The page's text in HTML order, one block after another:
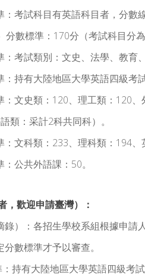
考試科目有英語科目者，分數
數標準：170分（考試科目分
考試類別：文史、法學、教育
持有大陸地區大學英語四級考
文史類：120、理工類：120
類：采計2科共同科）。
文科類：233、理科類：194
公共外語課：50。
歡迎申請臺灣）：
）：各招生學校系組根據申請
數標準才予以審查。
持有大陸地區大學英語四級考試